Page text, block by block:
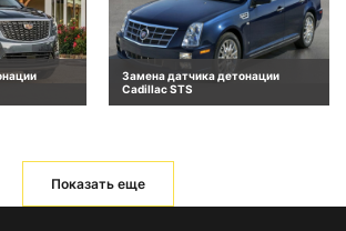
Замена датчика детонации
Cadillac STS
Показать еще